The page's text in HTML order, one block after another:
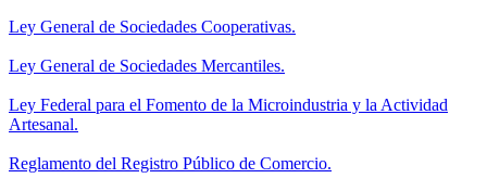
Ley General de Sociedades Cooperativas.
Ley General de Sociedades Mercantiles.
Ley Federal para el Fomento de la Microindustria y la Actividad
Artesanal.
Reglamento del Registro Público de Comercio.